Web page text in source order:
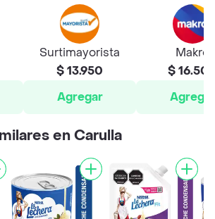
Surtimayorista
$ 13.950
Agregar
Makro
$
Agregar
en Carulla